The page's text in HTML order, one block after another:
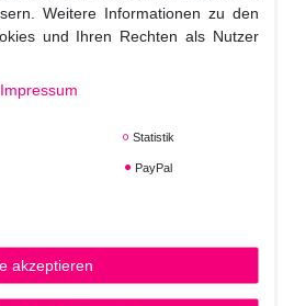
und chemisch behandeltes Haar
Menge auf das Haar
um die Maske gleichmäßig
Weitere Informationen zu den
und Ihren Rechten als Nutzer
Impressum
Statistik
PayPal
akzeptieren